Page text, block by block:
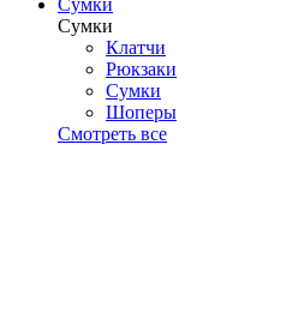
Сумки
Сумки
Клатчи
Рюкзаки
Сумки
Шоперы
Смотреть все